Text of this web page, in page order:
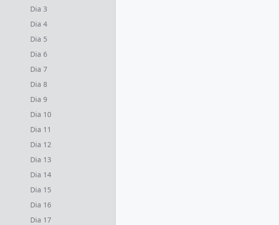
Dia 3
Dia 4
Dia 5
Dia 6
Dia 7
Dia 8
Dia 9
Dia 10
Dia 11
Dia 12
Dia 13
Dia 14
Dia 15
Dia 16
Dia 17